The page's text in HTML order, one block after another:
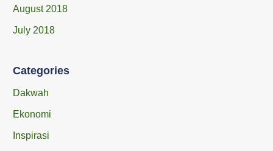
August 2018
July 2018
Categories
Dakwah
Ekonomi
Inspirasi